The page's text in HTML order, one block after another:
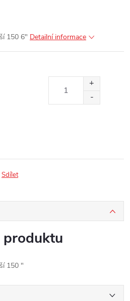
150 6" Detailní informace
Sdílet
150 "